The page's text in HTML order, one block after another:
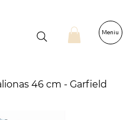
Meniu
46 cm - Garfield